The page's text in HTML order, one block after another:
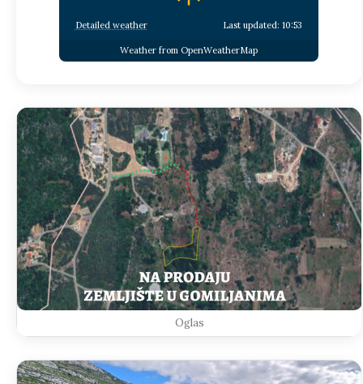
Detailed weather Last updated: 10:53
Weather from OpenWeatherMap
Oglas